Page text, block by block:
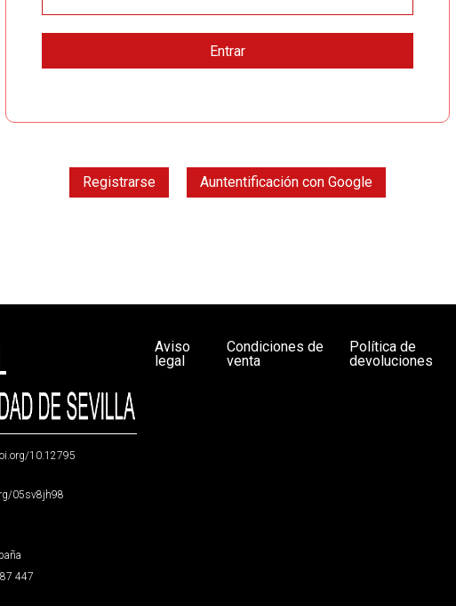
Registrarse Auntentificación con Google
10.12795
05sv8jh98
447
Aviso
legal
Condiciones de
venta
Política de
devoluciones